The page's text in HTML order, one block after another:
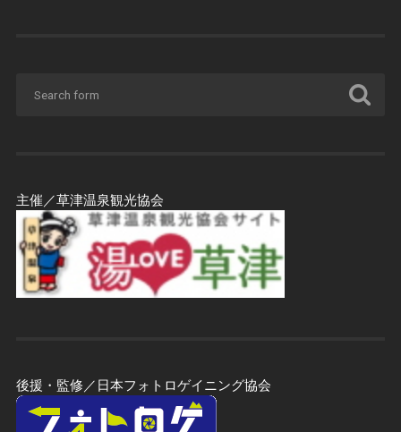
主催／草津温泉観光協会
後援・監修／日本フォトロゲイニング協会